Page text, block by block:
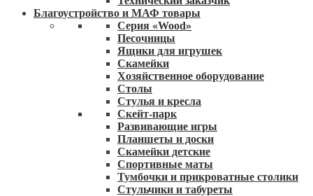
Благоустройство и МАФ товары
Серия «Wood»
Песочницы
Ящики для игрушек
Скамейки
Хозяйственное оборудование
Столы
Стулья и кресла
Скейт-парк
Развивающие игры
Планшеты и доски
Скамейки детские
Спортивные маты
Тумбочки и прикроватные столики
Стульчики и табуреты